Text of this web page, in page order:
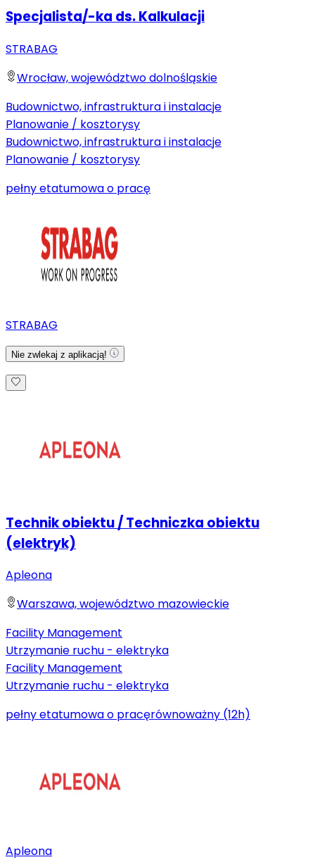
Specjalista/-ka ds. Kalkulacji
STRABAG
Wrocław, województwo dolnośląskie
Budownictwo, infrastruktura i instalacje
Planowanie / kosztorysy
Budownictwo, infrastruktura i instalacje
Planowanie / kosztorysy
pełny etatumowa o pracę
STRABAG
Nie zwlekaj z aplikacją!
Technik obiektu / Techniczka obiektu
(elektryk)
Apleona
Warszawa, województwo mazowieckie
Facility Management
Utrzymanie ruchu - elektryka
Facility Management
Utrzymanie ruchu - elektryka
pełny etatumowa o pracęrównoważny (12h)
Apleona